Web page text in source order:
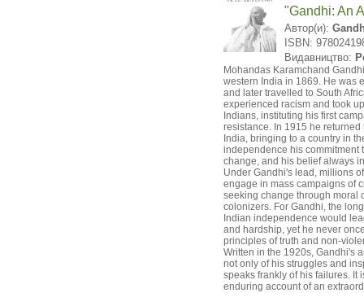
"Gandhi: An
Автор(и):
ISBN:
Видавництво:
Mohandas Karamchand
western India in 1869. He was
and later travelled to South
experienced racism and took
Indians, instituting his first
resistance. In 1915 he
India, bringing to a country in
independence his commitment
change, and his belief always
Under Gandhi's lead, millions
engage in mass campaigns of
seeking change through moral
colonizers. For Gandhi, the
Indian independence would
and hardship, yet he never
principles of truth and non-
Written in the 1920s, Gandhi's
not only of his struggles and
speaks frankly of his failures. It
enduring account of an